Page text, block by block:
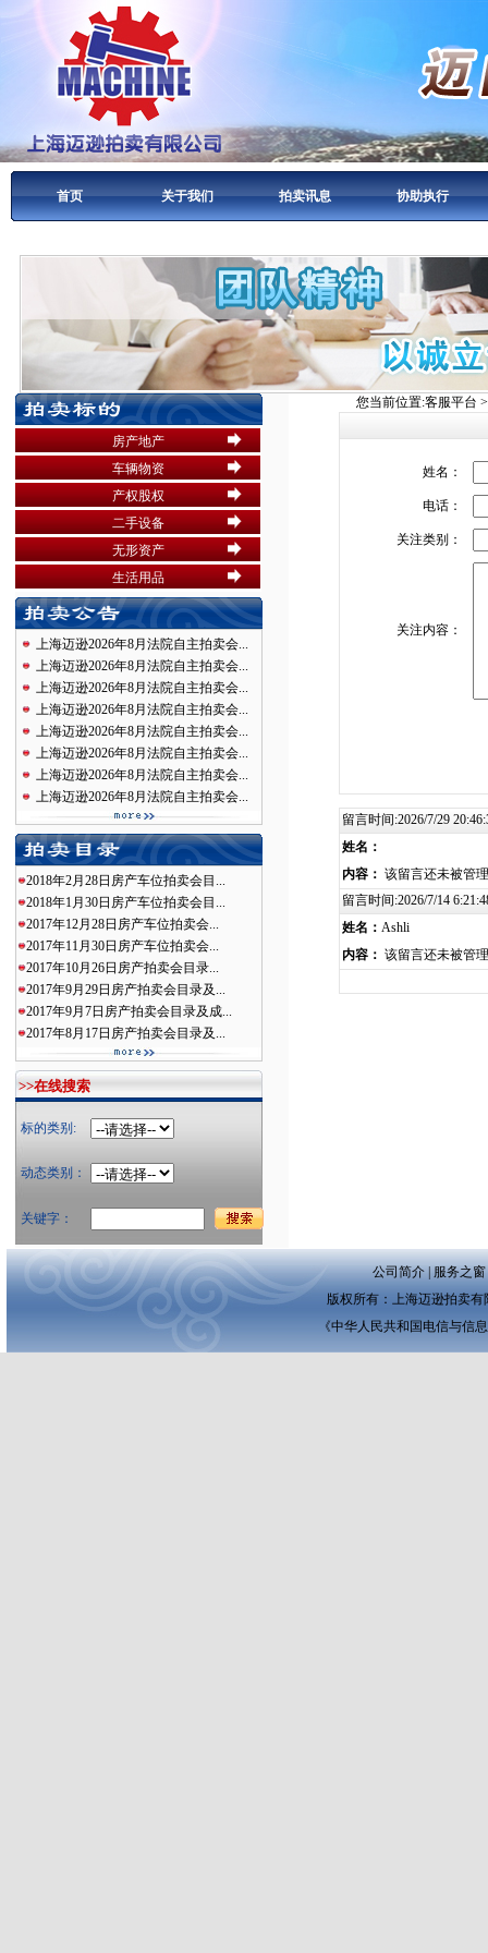
首页 关于我们 拍卖讯息 协助执行
房产地产
车辆物资
产权股权
二手设备
无形资产
生活用品
上海迈逊2026年8月法院自主拍卖会...
上海迈逊2026年8月法院自主拍卖会...
上海迈逊2026年8月法院自主拍卖会...
上海迈逊2026年8月法院自主拍卖会...
上海迈逊2026年8月法院自主拍卖会...
上海迈逊2026年8月法院自主拍卖会...
上海迈逊2026年8月法院自主拍卖会...
上海迈逊2026年8月法院自主拍卖会...
2018年2月28日房产车位拍卖会目...
2018年1月30日房产车位拍卖会目...
2017年12月28日房产车位拍卖会...
2017年11月30日房产车位拍卖会...
2017年10月26日房产拍卖会目录...
2017年9月29日房产拍卖会目录及...
2017年9月7日房产拍卖会目录及成...
2017年8月17日房产拍卖会目录及...
>>在线搜索
标的类别:
动态类别：
关键字：
您当前位置:客服平台
姓名：
电话：
关注类别：
关注内容：
留言时间:2026/7/29
姓名：
内容： 该留言还未被管
留言时间:2026/7/14
姓名：Ashli
内容： 该留言还未被管
公司简介|服务之窗
版权所有：上海迈逊拍卖有
《中华人民共和国电信与信